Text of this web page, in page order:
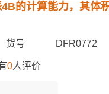
的计算能力，其体
货号 DFR0772
0人评价